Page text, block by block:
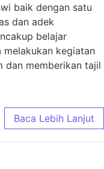
baik dengan satu
dan adek
belajar
kegiatan
dan memberikan tajil
Baca Lebih Lanjut